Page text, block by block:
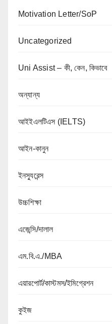
Motivation Letter/SoP
Uncategorized
Uni Assist – কী, কেন, কিভাবে
অন্যান্য
আইইএলটিএস (IELTS)
আইন-কানুন
ইনস্যুরেন্স
উচ্চশিক্ষা
এজেন্সি/দালাল
এম.বি.এ./MBA
এয়ারপোর্ট/কাস্টমস/ইমিগ্রেশন
কুইজ